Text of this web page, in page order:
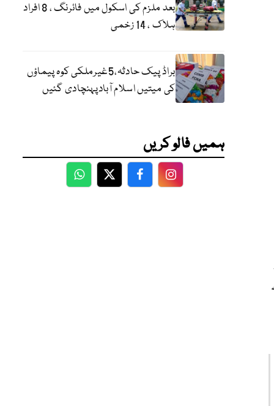
بعد ملزم کی اسکول میں فائرنگ ، 8 افراد
ہلاک ، 14 زخمی
براڈ پیک حادثہ،5غیرملکی کوہ پیماؤں
کی میتیں اسلام آبادپہنچادی گئیں
ہمیں فالو کریں
WhatsApp
TwitterFacebookFacebook